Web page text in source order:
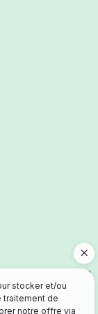
20 60 20
Email
stocker et/ou
traitement de
notre offre via